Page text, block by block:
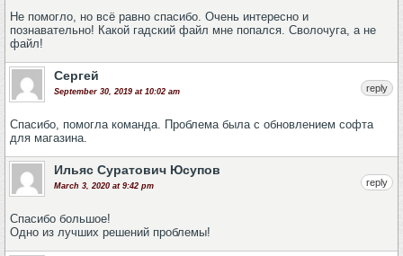
Не помогло, но всё равно спасибо. Очень интересно и
познавательно! Какой гадский файл мне попался. Сволочуга, а не
файл!
Сергей
September 30, 2019 at 10:02 am
Спасибо, помогла команда. Проблема была с обновлением софта
для магазина.
reply
Ильяс Суратович Юсупов
March 3, 2020 at 9:42 pm
Спасибо большое!
Одно из лучших решений проблемы!
reply